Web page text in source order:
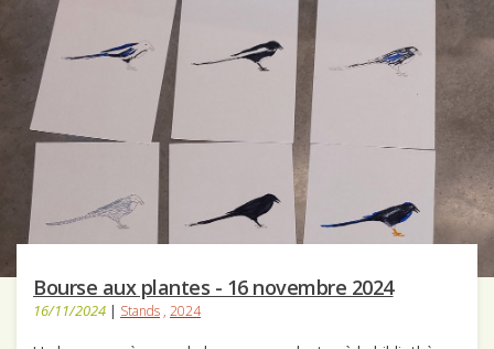
Bourse aux plantes - 16 novembre 2024
16/11/2024 | Stands , 2024